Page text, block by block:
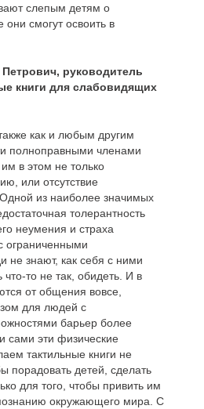
слепым детям о
смогут освоить в
руководитель
книги для слабовидящих
как и любым другим
полноправными членами
в этом не только
или отсутствие
из наиболее значимых
толерантность
неумения и страха
ограниченными
не знают, как себя с ними
что-то не так, обидеть. И в
от общения вовсе,
для людей с
барьер более
сами эти физические
тактильные книги не
порадовать детей, сделать
для того, чтобы привить им
окружающего мира. С